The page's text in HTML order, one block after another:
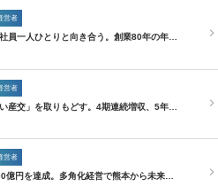
営者
員一人ひとりと向き合う。創業80年の年…
営者
産交」を取りもどす。4期連続増収、5年…
営者
億円を達成。多角化経営で熊本から未来…